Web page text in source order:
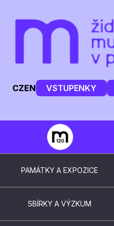
CZEN VSTUPENKY
PAMÁTKY A EXPOZICE
SBÍRKY A VÝZKUM